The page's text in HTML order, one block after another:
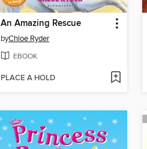
An Amazing Rescue
byChloe Ryder
EBOOK
PLACE A HOLD